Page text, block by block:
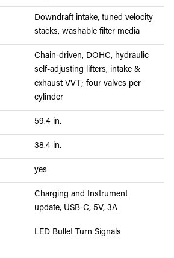
Downdraft intake, tuned velocity
stacks, washable filter media
Chain-driven, DOHC, hydraulic
self-adjusting lifters, intake &
exhaust VVT; four valves per
cylinder
59.4 in.
38.4 in.
yes
Charging and Instrument
update, USB-C, 5V, 3A
LED Bullet Turn Signals